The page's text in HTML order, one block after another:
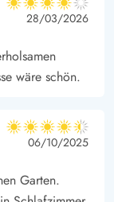
4 von 5
4 von 5
4 out of 5
28/03/2026
wäre schön.
4.5 von 5
4.5 von 5
4.5 out of 5
06/10/2025
Garten.